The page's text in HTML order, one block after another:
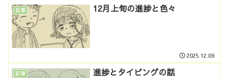
記事 12月上旬の進捗と色々
2025.12.09
記事 進捗とタイピングの話